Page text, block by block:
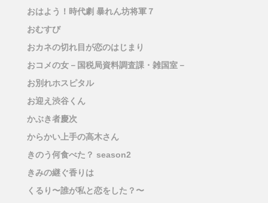
おはよう！時代劇 暴れん坊将軍７
おむすび
おカネの切れ目が恋のはじまり
おコメの女－国税局資料調査課・雑国室－
お別れホスピタル
お迎え渋谷くん
かぶき者慶次
からかい上手の高木さん
きのう何食べた？ season2
きみの継ぐ香りは
くるり〜誰が私と恋をした？〜